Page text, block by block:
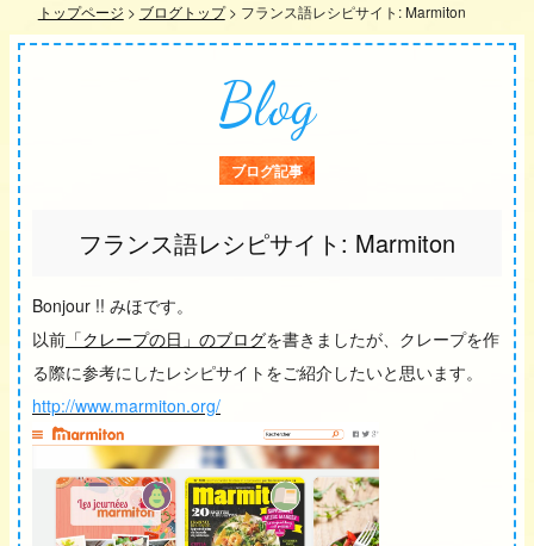
トップページ > ブログトップ> フランス語レシピサイト: Marmiton
Blog
ブログ記事
フランス語レシピサイト: Marmiton
Bonjour !! みほです。
以前 「クレープの日」のブログを書きましたが、クレープを作
る際に参考にしたレシピサイトをご紹介したいと思います。
http://www.marmiton.org/